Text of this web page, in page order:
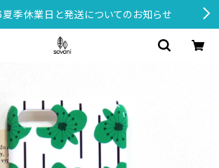
季休業日と発送についてのお知らせ